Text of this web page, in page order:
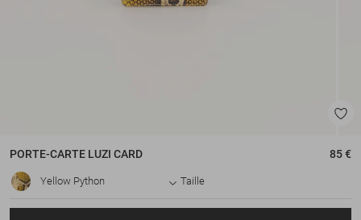
PORTE-CARTE LUZI CARD 85 €
Yellow Python Taille